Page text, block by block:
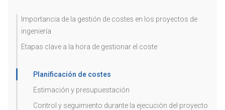
Importancia de la gestión de costes en los proyectos de
ingeniería
Etapas clave a la hora de gestionar el coste
Planificación de costes
Estimación y presupuestación
Control y seguimiento durante la ejecución del proyecto